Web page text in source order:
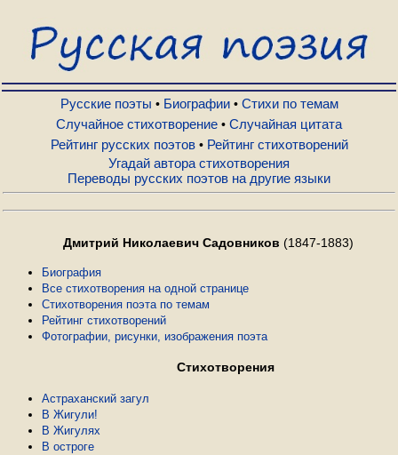
Русские поэты
Биографии
Стихи по темам
Случайное стихотворение
Рейтинг русских поэтов
Рейтинг стихотворений
Русские поэты • Биографии• Стихи по темам
Случайное стихотворение • Случайная цитата
Рейтинг русских поэтов• Рейтинг стихотворений
Угадай автора стихотворения
Переводы русских поэтов на другие языки
Дмитрий Николаевич Садовников (1847-1883)
Биография
Все стихотворения на одной странице
Стихотворения поэта по темам
Рейтинг стихотворений
Фотографии, рисунки, изображения поэта
Стихотворения
Астраханский загул
В Жигули!
В Жигулях
В остроге